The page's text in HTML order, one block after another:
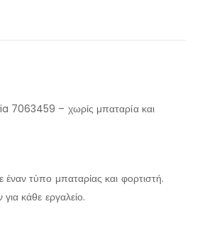
7063459 – χωρίς μπαταρία και
τύπο μπαταρίας και φορτιστή.
κάθε εργαλείο.